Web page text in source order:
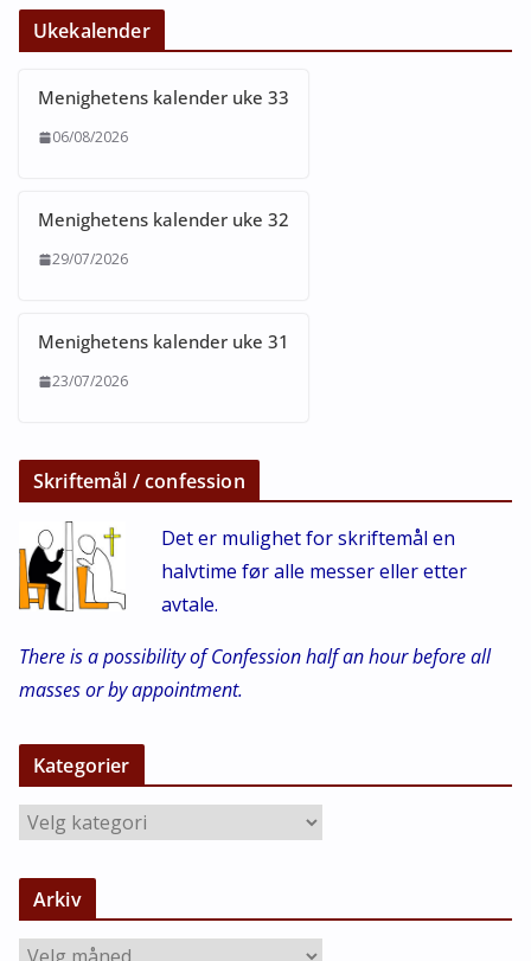
Ukekalender
Menighetens kalender uke 33
06/08/2026
Menighetens kalender uke 32
29/07/2026
Menighetens kalender uke 31
23/07/2026
Skriftemål / confession
Det er mulighet for skriftemål en
halvtime før alle messer eller etter
avtale.
There is a possibility of Confession half an hour before all
masses or by appointment.
Kategorier
K
t
g
Arkiv
A